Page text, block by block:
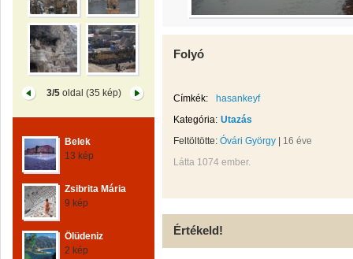
3/5oldal (35 kép)
Belek
13 kép
Zsibrita Mária
9 kép
Ölüdeniz
2 kép
Folyó
Címkék:
hasankeyf
Kategória: Utazás
Feltöltötte: Óvári György
16 éve
Látta 1074 ember.
Értékeld!